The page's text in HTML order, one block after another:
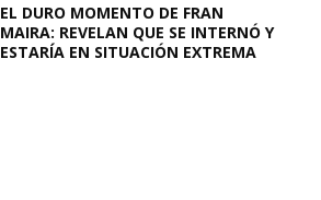
EL DURO MOMENTO DE FRAN
MAIRA: REVELAN QUE SE INTERNÓ Y
ESTARÍA EN SITUACIÓN EXTREMA